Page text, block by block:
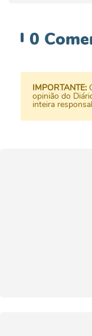
0
IMPORTANTE:
opinião do
inteira